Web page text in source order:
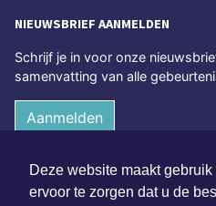
Deze website maakt
ervoor te zorgen dat u de
NIEUWSBRIEF AANMELDEN
Schrijf je in voor onze
samenvatting van alle
Aanmelden
ONLINE DAGBLADEN